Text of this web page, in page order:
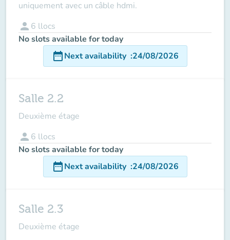
uniquement avec un câble hdmi.
person 6 llocs
No slots available for today
date_rangeNext availability :24/08/2026
Salle 2.2
Deuxième étage
person 6 llocs
No slots available for today
date_rangeNext availability :24/08/2026
Salle 2.3
Deuxième étage